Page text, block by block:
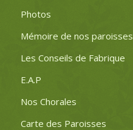
Photos
Mémoire de nos paroisses
Les Conseils de Fabrique
E.A.P
Nos Chorales
Carte des Paroisses